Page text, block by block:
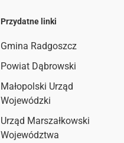
Przydatne linki
Gmina Radgoszcz
Powiat Dąbrowski
Małopolski Urząd
Wojewódzki
Urząd Marszałkowski
Województwa